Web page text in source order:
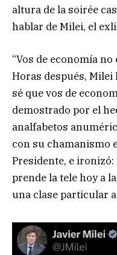
altura de la soirée
hablar de Milei, el
“Vos de economía
Horas después, Milei
sé que vos de
demostrado por el
analfabetos
con su chamanismo
Presidente, e
prende la tele hoy a
una clase particular